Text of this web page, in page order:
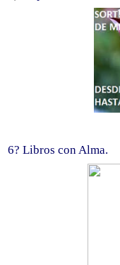
6? Libros con Alma.